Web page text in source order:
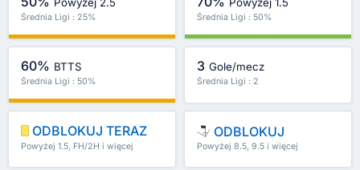
Średnia Ligi : 25% Średnia Ligi : 50%
60% BTTS
Średnia Ligi : 50%
3 Gole/mecz
Średnia Ligi : 2
ODBLOKUJ TERAZ
Powyżej 1.5, FH/2H i więcej
ODBLOKUJ
Powyżej 8.5, 9.5 i więcej